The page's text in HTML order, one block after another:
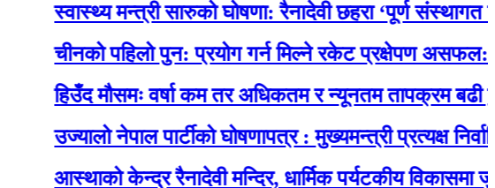
स्वास्थ्य मन्त्री सारुको घोषणा: रैनादेवी छहरा ‘पूर्ण संस्थागत प्रसूति
चीनको पहिलो पुन: प्रयोग गर्न मिल्ने रकेट प्रक्षेपण असफल: पृथ्वीमा
हिउँद मौसमः वर्षा कम तर अधिकतम र न्यूनतम तापक्रम बढी हुने
उज्यालो नेपाल पार्टीको घोषणापत्र : मुख्यमन्त्री प्रत्यक्ष निर्वाचित,
आस्थाको केन्द्र रैनादेवी मन्दिर, धार्मिक पर्यटकीय विकासमा जुर्मराउँदै